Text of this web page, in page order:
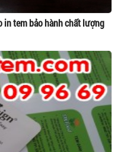
in tem bảo hành chất lượng